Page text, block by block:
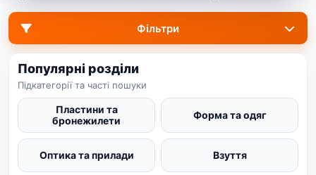
Фільтри
Популярні розділи
Підкатегорії та часті пошуки
Пластини та
бронежилети
Форма та одяг
Оптика та прилади Взуття